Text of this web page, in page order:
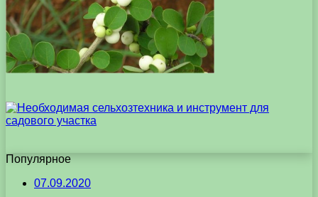
Популярное
07.09.2020